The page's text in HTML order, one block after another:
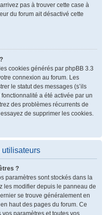
pas à trouver cette case à
du forum ait désactivé cette
cookies générés par phpBB 3.3
connexion au forum. Les
le statut des messages (s’ils
a été activée par un
des problèmes récurrents de
de supprimer les cookies.
utilisateurs
?
paramètres sont stockés dans la
les modifier depuis le panneau de
se trouve généralement en
haut des pages du forum. Ce
paramètres et toutes vos